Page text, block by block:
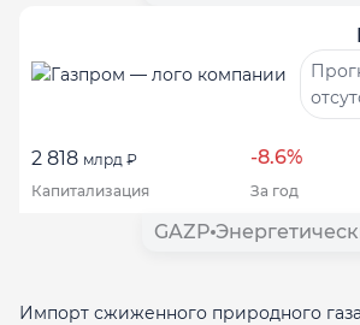
2 818 млрд ₽ -8.6%
Капитализация За год
GAZP
Импорт сжиженного природного